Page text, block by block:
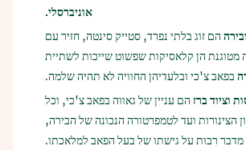
אוניברסלי.
הם זוג בלתי נפרד, סטייק סינטה, חזיר עם
מטוגנת הן קלאסיקות שפשוט שייכות לשתיית
בפאב צ'כי ובלעדיהן החוויה לא תהיה שלמה.
וציוד ברז הם עניין של גאווה בפאב צ'כי, וכל
הצינורות ועד לטמפרטורה הנכונה של הבירה,
מדבר רבות על גישתו של בעל הפאב למלאכתו.